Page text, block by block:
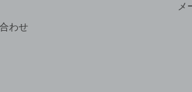
わせ
メ